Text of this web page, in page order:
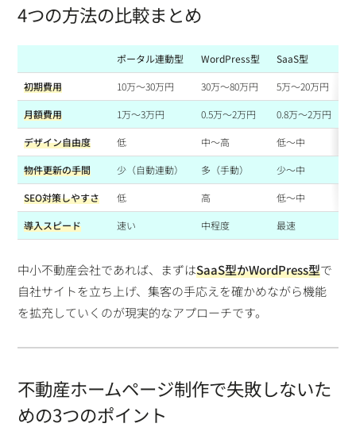
4つの方法の比較まとめ
ポータル連動型 WordPress型 SaaS型
初期費用 10万〜30万円 30万〜80万円 5万〜20万円
月額費用 1万〜3万円 0.5万〜2万円 0.8万〜2万円
デザイン自由度 低 中〜高 低〜中
物件更新の手間 少（自動連動） 多（手動） 少〜中
SEO対策しやすさ 低 高 低〜中
導入スピード 速い 中程度 最速
中小不動産会社であれば、まずはSaaS型かWordPress型で
自社サイトを立ち上げ、集客の手応えを確かめながら機能
を拡充していくのが現実的なアプローチです。
不動産ホームページ制作で失敗しないた
めの3つのポイント